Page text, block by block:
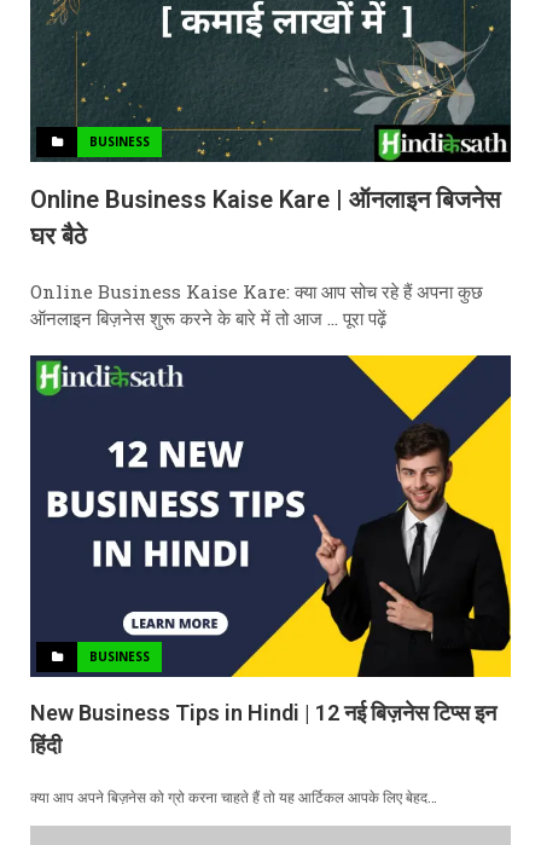
BUSINESS
Online Business Kaise Kare | ऑनलाइन बिजनेस
घर बैठे
Online Business Kaise Kare: क्या आप सोच रहे हैं अपना कुछ
ऑनलाइन बिज़नेस शुरू करने के बारे में तो आज ... पूरा पढ़ें
BUSINESS
New Business Tips in Hindi | 12 नई बिज़नेस टिप्स इन
हिंदी
क्या आप अपने बिज़नेस को ग्रो करना चाहते हैं तो यह आर्टिकल आपके लिए बेहद…